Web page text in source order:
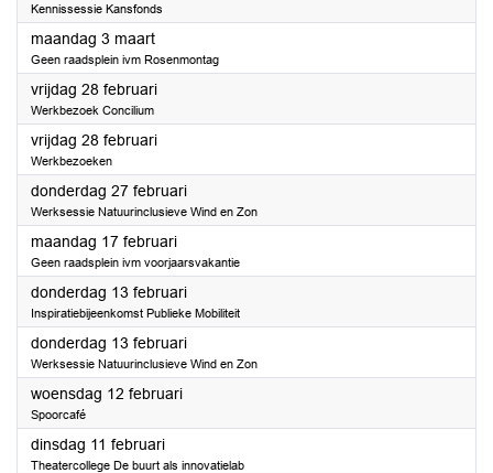
Kennissessie Kansfonds
maandag 3 maart2025
Geen raadsplein ivm Rosenmontag
vrijdag 28 februari2025
Werkbezoek Concilium
vrijdag 28 februari2025
Werkbezoeken
donderdag 27 februari2025
Werksessie Natuurinclusieve Wind en Zon
maandag 17 februari2025
Geen raadsplein ivm voorjaarsvakantie
donderdag 13 februari2025
Inspiratiebijeenkomst Publieke Mobiliteit
donderdag 13 februari2025
Werksessie Natuurinclusieve Wind en Zon
woensdag 12 februari2025
Spoorcafé
dinsdag 11 februari2025
Theatercollege De buurt als innovatielab